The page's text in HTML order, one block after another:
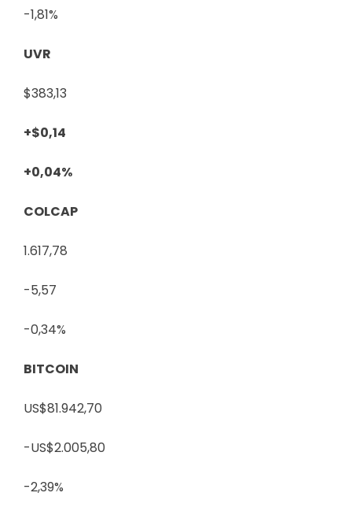
-1,81%
UVR
$383,13
+$0,14
+0,04%
COLCAP
1.617,78
-5,57
-0,34%
BITCOIN
US$81.942,70
-US$2.005,80
-2,39%